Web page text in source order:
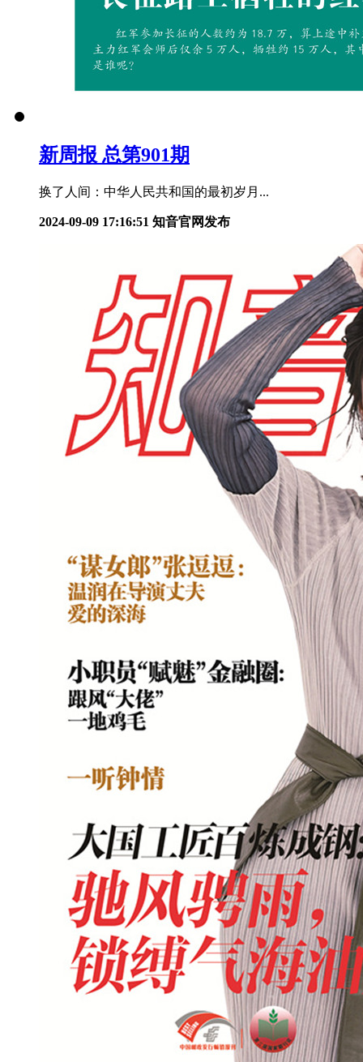
新周报 总第901期
换了人间：中华人民共和国的最初岁月...
2024-09-09 17:16:51 知音官网发布